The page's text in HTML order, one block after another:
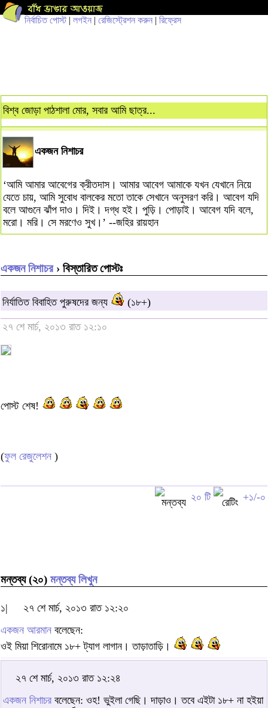
নির্বাচিত পোস্ট| লগইন | রেজিস্ট্রেশন করুন | রিফ্রেস
বিশ্ব জোড়া পাঠশালা মোর, সবার আমি ছাত্র...
একজন নিশাচর
‘আমি আমার আবেগের ক্রীতদাস। আমার আবেগ আমাকে যখন যেখানে নিয়ে
যেতে চায়, আমি সুবোধ বালকের মতো তাকে সেখানে অনুসরণ করি। আবেগ যদি
বলে আগুনে ঝাঁপ দাও। দিই। দগ্ধ হই। পুড়ি। পোড়াই। আবেগ যদি বলে,
মরো। মরি। সে মরণেও সুখ।’ --জহির রায়হান
একজন নিশাচর› বিস্তারিত পোস্টঃ
নির্যাতিত বিবাহিত পুরুষদের জন্য (১৮+)
২৭ শে মার্চ, ২০১৩ রাত ১২:১০
পোস্ট শেষ!
(ফুল রেজুলেশন )
২০ টি +১/-০
মন্তব্য (২০) মন্তব্য লিখুন
১|
২৭ শে মার্চ, ২০১৩ রাত ১২:২০
একজন আরমান বলেছেন:
ওই মিয়া শিরোনামে ১৮+ ট্যাগ লাগান। তাড়াতাড়ি।
২৭ শে মার্চ, ২০১৩ রাত ১২:২৪
একজন নিশাচর বলেছেন: ওহ! ভুইলা গেছি। দাড়াও। তবে এইটা ১৮+ না হইয়া